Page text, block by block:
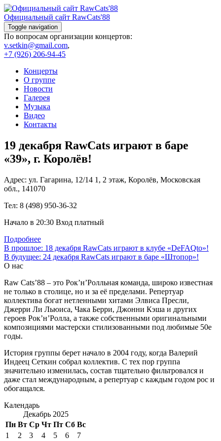
Skip
to
content
Официальный сайт RawCats'88
Toggle navigation
По вопросам организации концертов:
v.setkin@gmail.com,
+7 (926) 206-94-45
Концерты
О группе
Новости
Галерея
Музыка
Видео
Контакты
19 декабря RawCats играют в баре
«39», г. Королёв!
Адрес: ул. Гагарина, 12/14 1, 2 этаж, Королёв, Московская
обл., 141070
Тел: 8 (498) 950-36-32
Начало в 20:30 Вход платный
Подробнее
Навигация
по
В прошлое: 18 декабря RawCats играют в клубе «DeFAQto»!
В будущее: 24 декабря RawCats играют в баре «Штопор»!
О нас
Raw Cats’88 – это Рок’н’Ролльная команда, широко известная
не только в столице, но и за её пределами. Репертуар
коллектива богат нетленными хитами Элвиса Пресли,
Джерри Ли Льюиса, Чака Берри, Джонни Кэша и других
героев Рок’н’Ролла, а также собственными оригинальными
композициями мастерски стилизованными под любимые 50е
годы.
История группы берет начало в 2004 году, когда Валерий
Индеец Сеткин собрал коллектив. С тех пор группа
значительно изменилась, состав тщательно фильтровался и
даже стал международным, а репертуар с каждым годом рос и
обогащался.
Календарь
Декабрь 2025
Пн Вт Ср Чт Пт Сб Вс
1
2 3 4 5 6
7